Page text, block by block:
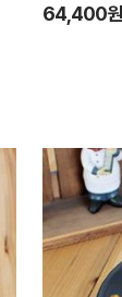
64,400원